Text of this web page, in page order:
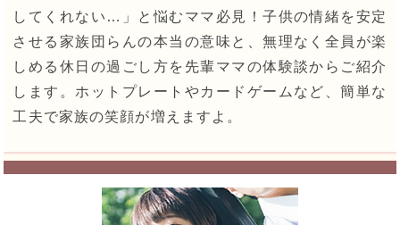
してくれない…」と悩むママ必見！子供の情緒を安定
させる家族団らんの本当の意味と、無理なく全員が楽
しめる休日の過ごし方を先輩ママの体験談からご紹介
します。ホットプレートやカードゲームなど、簡単な
工夫で家族の笑顔が増えますよ。